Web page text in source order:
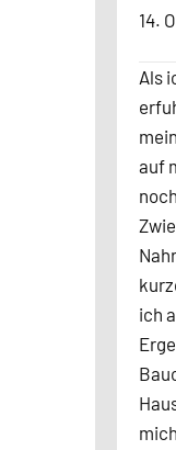
14.
Als
auf
ich